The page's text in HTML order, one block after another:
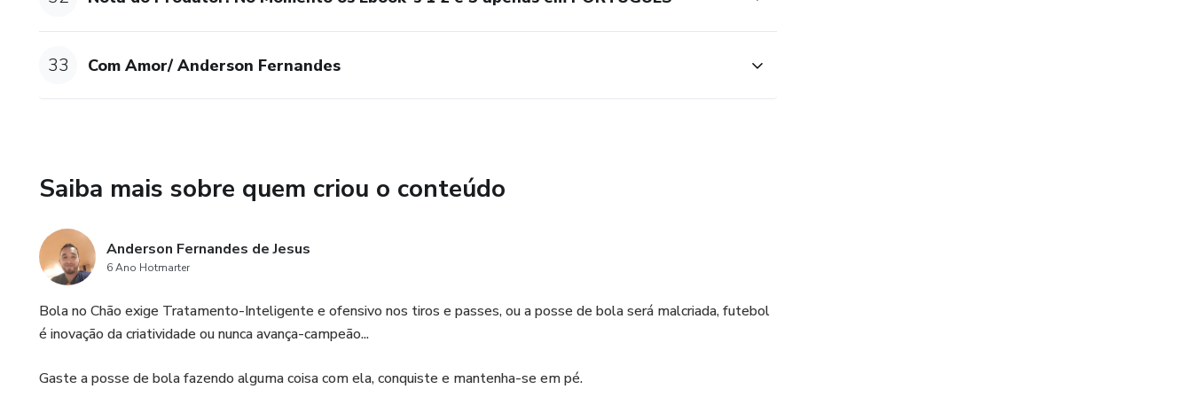
33 Com Amor/ Anderson Fernandes
Saiba mais sobre quem criou o conteúdo
Anderson Fernandes de Jesus
6 Ano Hotmarter
Bola no Chão exige Tratamento-Inteligente e ofensivo nos tiros e passes, ou a posse de bola será malcriada, futebol
é inovação da criatividade ou nunca avança-campeão...
Gaste a posse de bola fazendo alguma coisa com ela, conquiste e mantenha-se em pé.